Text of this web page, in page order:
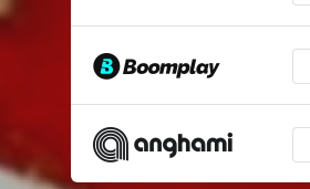
Buon Natale all'italiana
È Natale
Novena di Natale
Pastori e pastorelle